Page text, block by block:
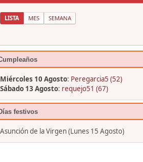
LISTA MES SEMANA
Miércoles 10 Agosto: Peregarcia5 (52)
Sábado 13 Agosto: requejo51 (67)
festivos
Asunción de la Virgen (Lunes 15 Agosto)